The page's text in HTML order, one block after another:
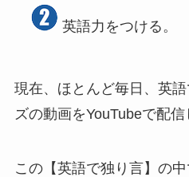
英語力をつける。
現在、ほとんど毎日、英
ズの動画をYouTubeで配信
この【英語で独り言】の